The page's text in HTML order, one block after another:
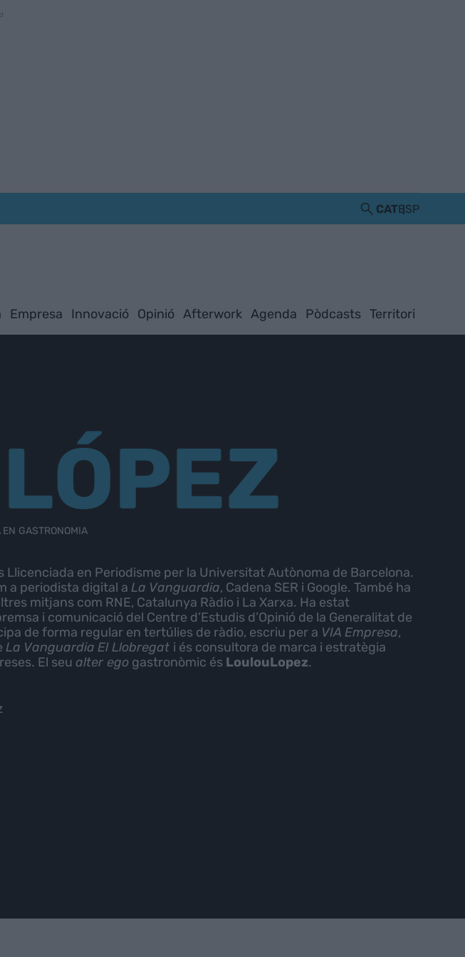
CATESP
Empresa Innovació Opinió Afterwork Agenda Pòdcasts Territori
EN GASTRONOMIA
Llicenciada en Periodisme per la Universitat Autònoma de Barcelona.
a periodista digital a La Vanguardia, Cadena SER i Google. També ha
mitjans com RNE, Catalunya Ràdio i La Xarxa. Ha estat
i comunicació del Centre d’Estudis d’Opinió de la Generalitat de
de forma regular en tertúlies de ràdio, escriu per a VIA Empresa,
La Vanguardia El Llobregat i és consultora de marca i estratègia
El seu alter egogastronòmic és LoulouLopez.